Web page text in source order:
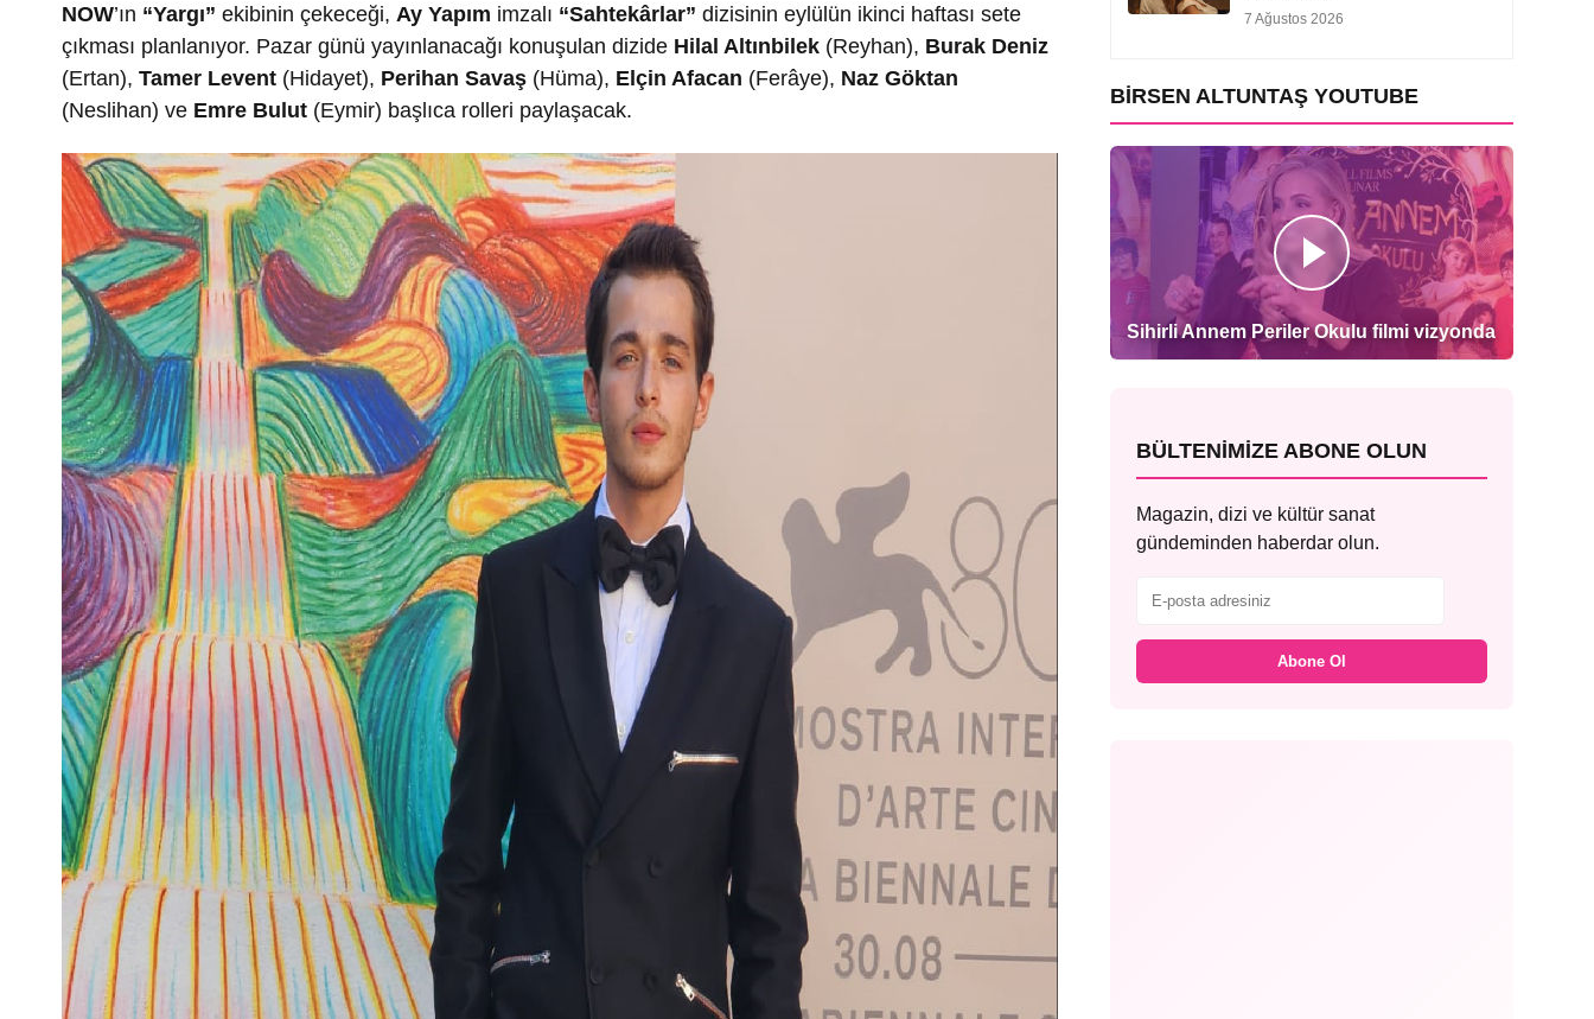
NOW’ın “Yargı” ekibinin çekeceği, Ay Yapım imzalı “Sahtekârlar” dizisinin eylülün ikinci haftası sete
çıkması planlanıyor. Pazar günü yayınlanacağı konuşulan dizide Hilal Altınbilek (Reyhan), Burak Deniz
(Ertan), Tamer Levent (Hidayet), Perihan Savaş (Hüma), Elçin Afacan (Ferâye), Naz Göktan
(Neslihan) ve Emre Bulut (Eymir) başlıca rolleri paylaşacak.
7 Ağustos 2026
BIRSEN ALTUNTAŞ YOUTUBE
Sihirli Annem Periler Okulu filmi vizyonda
BÜLTENIMIZE ABONE OLUN
Magazin, dizi ve kültür sanat
gündeminden haberdar olun.
Abone Ol